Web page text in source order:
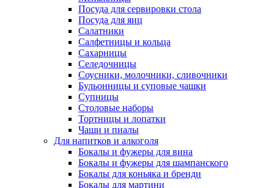
Посуда для сервировки стола
Посуда для яиц
Салатники
Салфетницы и кольца
Сахарницы
Селедочницы
Соусники, молочники, сливочники
Бульонницы и суповые чашки
Супницы
Столовые наборы
Тортницы и лопатки
Чаши и пиалы
Для напитков и алкоголя
Бокалы и фужеры для вина
Бокалы и фужеры для шампанского
Бокалы для коньяка и бренди
Бокалы для мартини